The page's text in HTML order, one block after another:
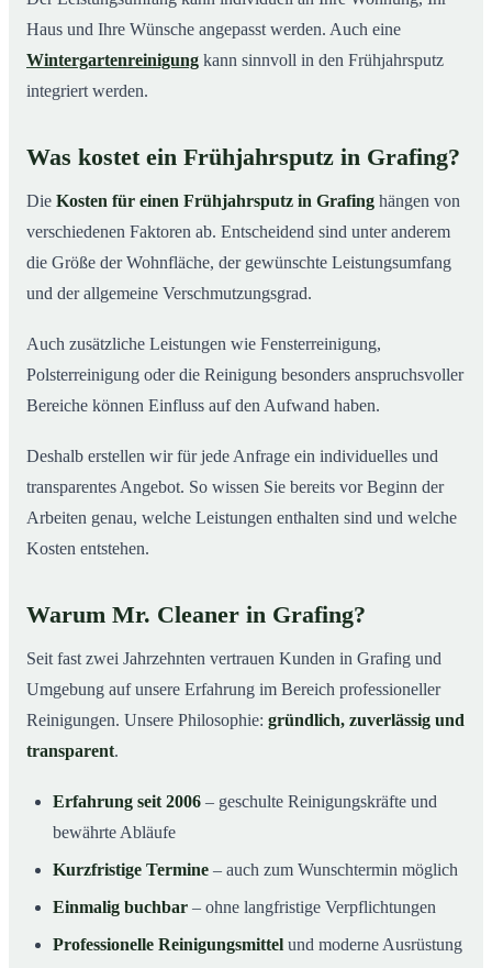
Haus und Ihre Wünsche angepasst werden. Auch eine
Wintergartenreinigung kann sinnvoll in den Frühjahrsputz
integriert werden.
Was kostet ein Frühjahrsputz in Grafing?
Die Kosten für einen Frühjahrsputz in Grafing hängen von
verschiedenen Faktoren ab. Entscheidend sind unter anderem
die Größe der Wohnfläche, der gewünschte Leistungsumfang
und der allgemeine Verschmutzungsgrad.
Auch zusätzliche Leistungen wie Fensterreinigung,
Polsterreinigung oder die Reinigung besonders anspruchsvoller
Bereiche können Einfluss auf den Aufwand haben.
Deshalb erstellen wir für jede Anfrage ein individuelles und
transparentes Angebot. So wissen Sie bereits vor Beginn der
Arbeiten genau, welche Leistungen enthalten sind und welche
Kosten entstehen.
Warum Mr. Cleaner in Grafing?
Seit fast zwei Jahrzehnten vertrauen Kunden in Grafing und
Umgebung auf unsere Erfahrung im Bereich professioneller
Reinigungen. Unsere Philosophie: gründlich, zuverlässig und
transparent.
Erfahrung seit 2006 – geschulte Reinigungskräfte und
bewährte Abläufe
Kurzfristige Termine – auch zum Wunschtermin möglich
Einmalig buchbar – ohne langfristige Verpflichtungen
Professionelle Reinigungsmittel und moderne Ausrüstung